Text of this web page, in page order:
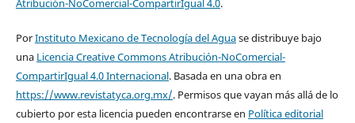
Atribución-NoComercial-CompartirIgual 4.0.
PorInstituto Mexicano de Tecnología del Aguase distribuye bajo
una Licencia Creative Commons Atribución-NoComercial-
CompartirIgual 4.0 Internacional. Basada en una obra en
https://www.revistatyca.org.mx/. Permisos que vayan más allá de lo
cubierto por esta licencia pueden encontrarse en Política editorial